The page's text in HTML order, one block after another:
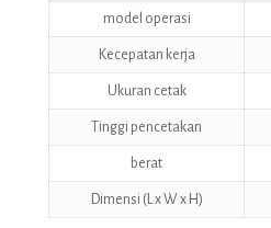
model operasi
Kecepatan kerja
Ukuran cetak
Tinggi pencetakan
berat
Dimensi (L x W x H)